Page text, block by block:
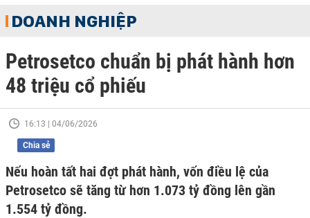
DOANH NGHIỆP
Petrosetco chuẩn bị phát hành hơn
48 triệu cổ phiếu
16:13 | 04/06/2026
Chia sẻ
Nếu hoàn tất hai đợt phát hành, vốn điều lệ của
Petrosetco sẽ tăng từ hơn 1.073 tỷ đồng lên gần
1.554 tỷ đồng.